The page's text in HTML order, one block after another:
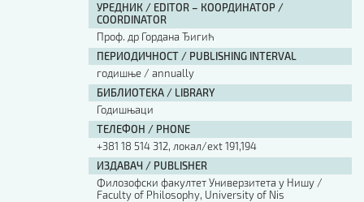
УРЕДНИК / EDITOR – КООРДИНАТОР /
COORDINATOR
Проф. др Гордана Ђигић
ПЕРИОДИЧНОСТ / PUBLISHING INTERVAL
годишње / annually
БИБЛИОТЕКА / LIBRARY
Годишњаци
ТЕЛЕФОН / PHONE
+381 18 514 312, локал/ext 191,194
ИЗДАВАЧ / PUBLISHER
Филозофски факултет Универзитета у Нишу /
Faculty of Philosophy, University of Nis